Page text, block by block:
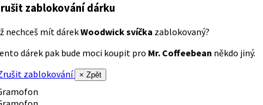
zablokování dárku
nechceš mít dárekWoodwick svíčka zablokovaný?
dárek pak bude moci koupit pro Mr. Coffeebean někdo jiný.
zablokování
× Zpět